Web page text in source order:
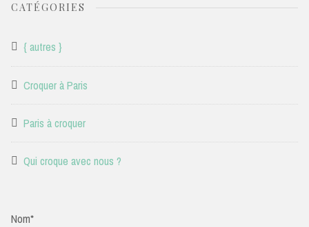
CATÉGORIES
{ autres }
Croquer à Paris
Paris à croquer
Qui croque avec nous ?
Nom*